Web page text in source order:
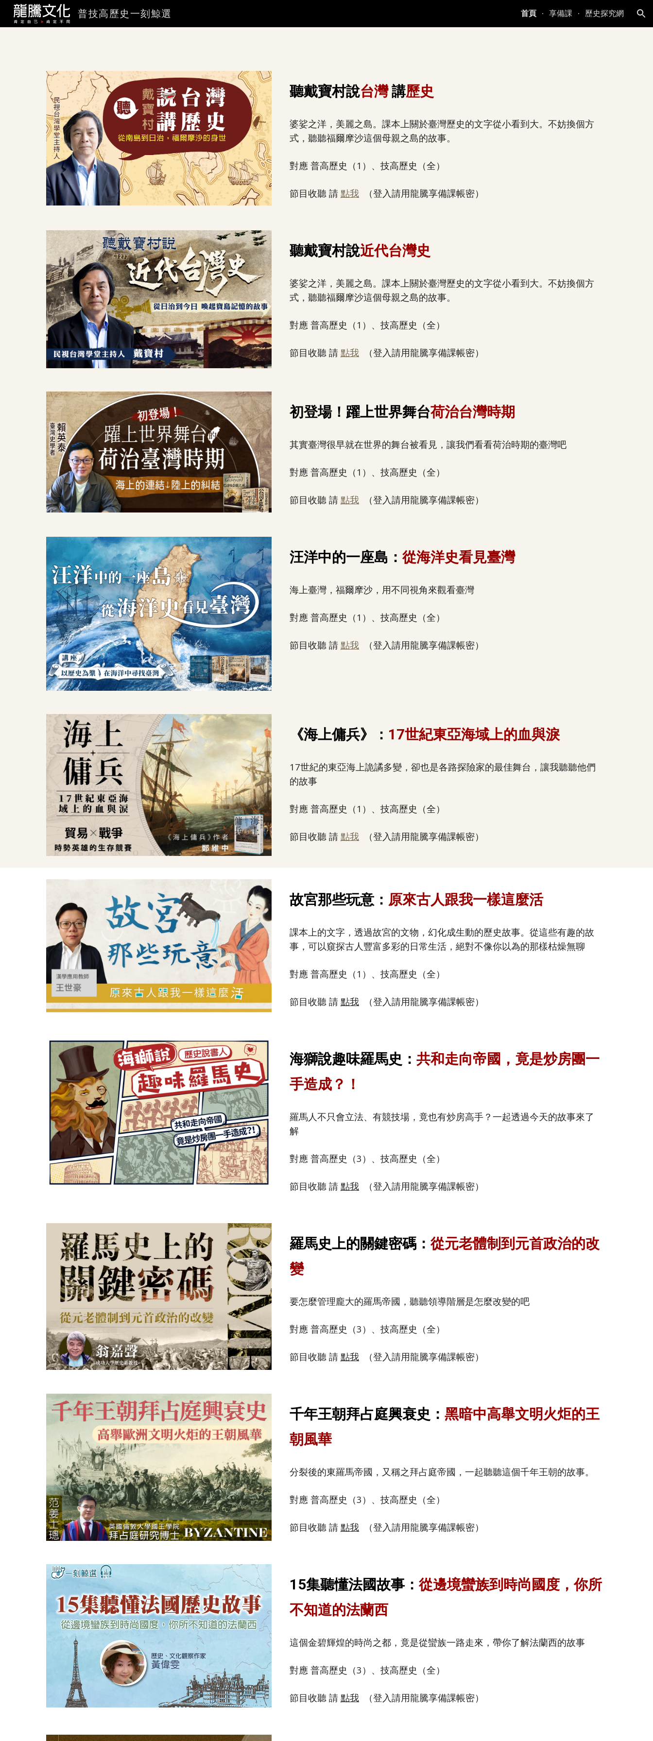
普技高歷史一刻鯨選 首頁 享備課 歷史探究網
聽戴寶村說台灣講歷史
婆娑之洋，美麗之島。課本上關於臺灣歷史的文字從小看到大。不妨換個方
式，聽聽福爾摩沙這個母親之島的故事。
對應 普高歷史（1）、技高歷史（全）
節目收聽 請點我 （登入請用龍騰享備課帳密）
聽戴寶村說近代台灣史
婆娑之洋，美麗之島。課本上關於臺灣歷史的文字從小看到大。不妨換個方
式，聽聽福爾摩沙這個母親之島的故事。
對應 普高歷史（1）、技高歷史（全）
節目收聽 請點我 （登入請用龍騰享備課帳密）
初登場！躍上世界舞台荷治台灣時期
其實臺灣很早就在世界的舞台被看見，讓我們看看荷治時期的臺灣吧
對應 普高歷史（1）、技高歷史（全）
節目收聽 請點我 （登入請用龍騰享備課帳密）
汪洋中的一座島：從海洋史看見臺灣
海上臺灣，福爾摩沙， 用不同視角來觀看臺灣
對應 普高歷史（1）、技高歷史（全）
節目收聽 請點我 （登入請用龍騰享備課帳密）
《海上傭兵》： 17世紀東亞海域上的血與淚
17世紀的東亞海上詭譎多變，卻也是各路探險家的最佳舞台，讓我聽聽他們
的故事
對應 普高歷史（1 ）、技高歷史（全）
節目收聽 請點我 （登入請用龍騰享備課帳密）
故宮那些玩意： 原來古人跟我一樣這麼活
課本上的文字，透過故宮的文物，幻化成生動的歷史故事。從這些有趣的故
事，可以窺探古人豐富多彩的日常生活，絕對不像你以為的那樣枯燥無聊
對應 普高歷史（1）、技高歷史（全）
節目收聽 請點我 （登入請用龍騰享備課帳密）
海獅說趣味羅馬史：共和走向帝國，竟是炒房團一
手造成？！
羅馬人不只會立法、有競技場，竟也有炒房高手？一起透過今天的故事來了
解
對應 普高歷史（3 ）、技高歷史（全）
節目收聽 請點我 （登入請用龍騰享備課帳密）
羅馬史上的關鍵密碼：從元老體制到元首政治的改
變
要怎麼管理龐大的羅馬帝國，聽聽領導階層是怎麼改變的吧
對應 普高歷史（3 ）、技高歷史（全）
節目收聽 請點我 （登入請用龍騰享備課帳密）
千年王朝拜占庭興衰史 ：黑暗中高舉文明火炬的王
朝風華
分裂後的東羅馬帝國，又稱之拜占庭帝國，一起聽聽這個千年王朝的故事。
對應 普高歷史（3 ）、技高歷史（全）
節目收聽 請點我 （登入請用龍騰享備課帳密）
15集聽懂法國故事 ：從邊境蠻族到時尚國度，你所
不知道的法蘭西
這個金碧輝煌的時尚之都，竟是從蠻族一路走來，帶你了解法蘭西的故事
對應 普高歷史（3）、技高歷史（全）
節目收聽 請點我 （登入請用龍騰享備課帳密）